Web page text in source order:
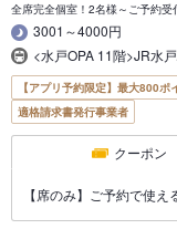
全席完全個室！2名様～ご予約
3001～4000円
<水戸OPA 11階>JR水
【アプリ予約限定】最大800ポ
適格請求書発行事業者
クーポン
【席のみ】ご予約で使